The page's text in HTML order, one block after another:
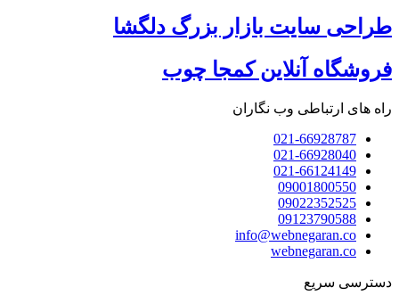
طراحی سایت بازار بزرگ دلگشا
فروشگاه آنلاین کمجا چوب
راه های ارتباطی وب نگاران
021-66928787
021-66928040
021-66124149
09001800550
09022352525
09123790588
info@webnegaran.co
webnegaran.co
دسترسی سریع